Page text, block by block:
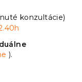
konzultácie)
).